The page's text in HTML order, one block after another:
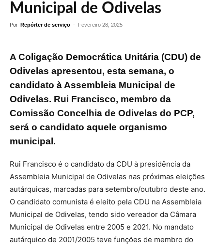
Municipal de Odivelas
Por Repórter de serviço - Fevereiro 28, 2025
A Coligação Democrática Unitária (CDU) de
Odivelas apresentou, esta semana, o
candidato à Assembleia Municipal de
Odivelas. Rui Francisco, membro da
Comissão Concelhia de Odivelas do PCP,
será o candidato aquele organismo
municipal.
Rui Francisco é o candidato da CDU à presidência da
Assembleia Municipal de Odivelas nas próximas eleições
autárquicas, marcadas para setembro/outubro deste ano.
O candidato comunista é eleito pela CDU na Assembleia
Municipal de Odivelas, tendo sido vereador da Câmara
Municipal de Odivelas entre 2005 e 2021. No mandato
autárquico de 2001/2005 teve funções de membro do